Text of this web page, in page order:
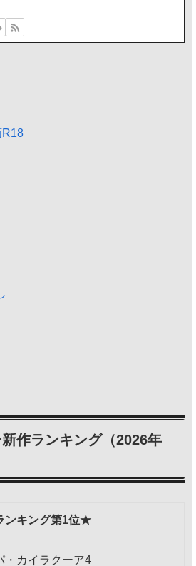
R18
作ランキング（2026年
キング第1位★
・カイラクーア4